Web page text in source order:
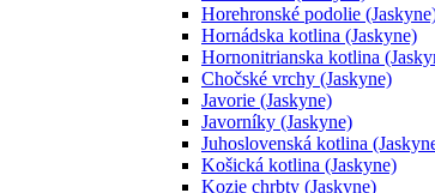
Horehronské podolie
Hornádska kotlina (Jaskyne)
Hornonitrianska kotlina
Chočské vrchy (Jaskyne)
Javorie (Jaskyne)
Javorníky (Jaskyne)
Juhoslovenská kotlina
Košická kotlina (Jaskyne)
Kozie chrbty (Jaskyne)